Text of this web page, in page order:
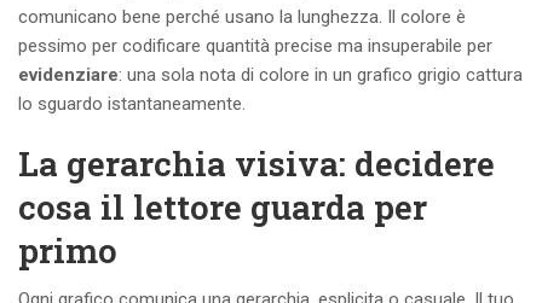
comunicano bene perché usano la lunghezza. Il colore è
pessimo per codificare quantità precise ma insuperabile per
evidenziare: una sola nota di colore in un grafico grigio cattura
lo sguardo istantaneamente.
La gerarchia visiva: decidere
cosa il lettore guarda per
primo